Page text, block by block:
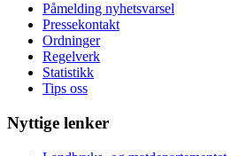
Påmelding nyhetsvarsel
Pressekontakt
Ordninger
Regelverk
Statistikk
Tips oss
Nyttige lenker